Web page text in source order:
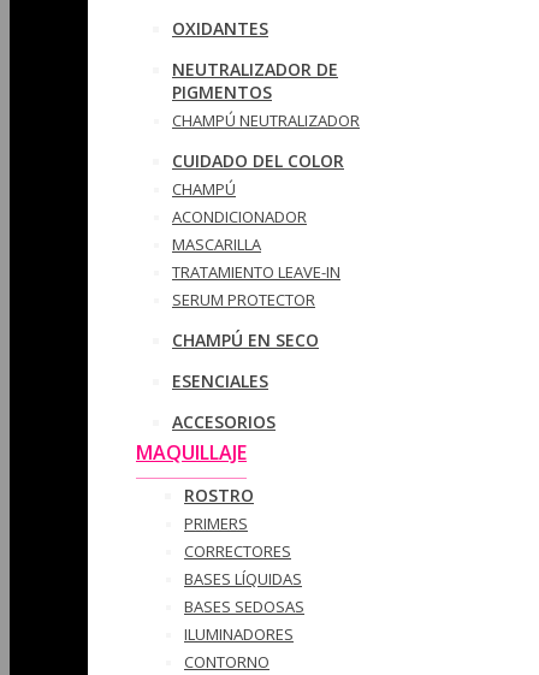
OXIDANTES
NEUTRALIZADOR DE
PIGMENTOS
CHAMPÚ NEUTRALIZADOR
CUIDADO DEL COLOR
CHAMPÚ
ACONDICIONADOR
MASCARILLA
TRATAMIENTO LEAVE-IN
SERUM PROTECTOR
CHAMPÚ EN SECO
ESENCIALES
ACCESORIOS
MAQUILLAJE
ROSTRO
PRIMERS
CORRECTORES
BASES LÍQUIDAS
BASES SEDOSAS
ILUMINADORES
CONTORNO